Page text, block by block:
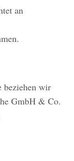
an
beziehen wir
GmbH & Co.